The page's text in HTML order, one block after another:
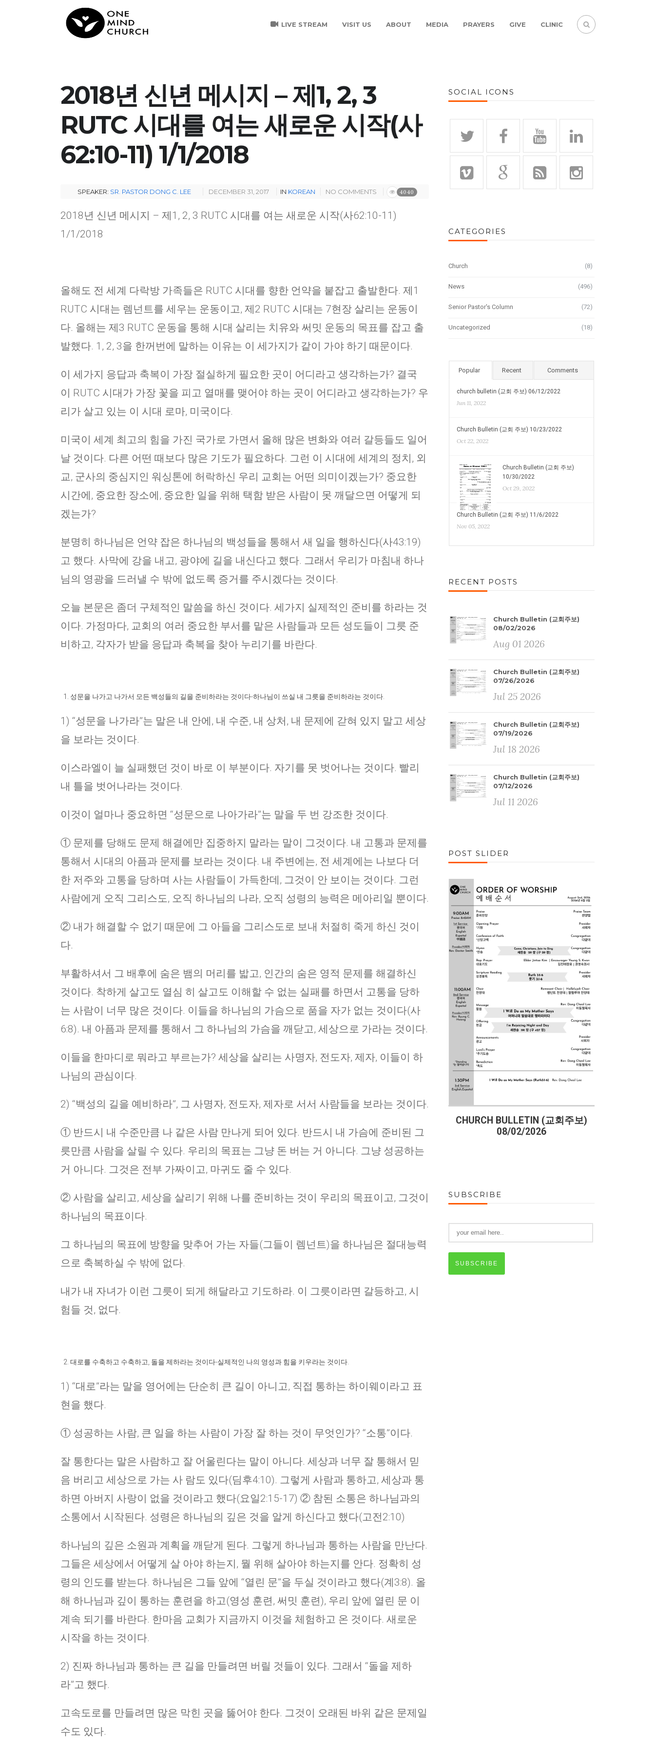
LIVE STREAM VISIT US ABOUT MEDIA PRAYERS GIVE CLINIC
2018년 신년 메시지 – 제1, 2, 3
RUTC 시대를 여는 새로운 시작(사
62:10-11) 1/1/2018
SPEAKER: SR. PASTOR DONG C. LEE DECEMBER 31, 2017 IN KOREAN NO COMMENTS 4040
2018년 신년 메시지 – 제1, 2, 3 RUTC 시대를 여는 새로운 시작(사62:10-11)
1/1/2018
올해도 전 세계 다락방 가족들은 RUTC 시대를 향한 언약을 붙잡고 출발한다. 제1
RUTC 시대는 렘넌트를 세우는 운동이고, 제2 RUTC 시대는 7현장 살리는 운동이
다. 올해는 제3 RUTC 운동을 통해 시대 살리는 치유와 써밋 운동의 목표를 잡고 출
발했다. 1, 2, 3을 한꺼번에 말하는 이유는 이 세가지가 같이 가야 하기 때문이다.
이 세가지 응답과 축복이 가장 절실하게 필요한 곳이 어디라고 생각하는가? 결국
이 RUTC 시대가 가장 꽃을 피고 열매를 맺어야 하는 곳이 어디라고 생각하는가? 우
리가 살고 있는 이 시대 로마, 미국이다.
미국이 세계 최고의 힘을 가진 국가로 가면서 올해 많은 변화와 여러 갈등들도 일어
날 것이다. 다른 어떤 때보다 많은 기도가 필요하다. 그런 이 시대에 세계의 정치, 외
교, 군사의 중심지인 워싱톤에 허락하신 우리 교회는 어떤 의미이겠는가? 중요한
시간에, 중요한 장소에, 중요한 일을 위해 택함 받은 사람이 못 깨달으면 어떻게 되
겠는가?
분명히 하나님은 언약 잡은 하나님의 백성들을 통해서 새 일을 행하신다(사43:19)
고 했다. 사막에 강을 내고, 광야에 길을 내신다고 했다. 그래서 우리가 마침내 하나
님의 영광을 드러낼 수 밖에 없도록 증거를 주시겠다는 것이다.
오늘 본문은 좀더 구체적인 말씀을 하신 것이다. 세가지 실제적인 준비를 하라는 것
이다. 가정마다, 교회의 여러 중요한 부서를 맡은 사람들과 모든 성도들이 그릇 준
비하고, 각자가 받을 응답과 축복을 찾아 누리기를 바란다.
성문을 나가고 나가서 모든 백성들의 길을 준비하라는 것이다-하나님이 쓰실 내 그릇을 준비하라는 것이다.
1) “성문을 나가라”는 말은 내 안에, 내 수준, 내 상처, 내 문제에 갇혀 있지 말고 세상
을 보라는 것이다.
이스라엘이 늘 실패했던 것이 바로 이 부분이다. 자기를 못 벗어나는 것이다. 빨리
내 틀을 벗어나라는 것이다.
이것이 얼마나 중요하면 “성문으로 나아가라”는 말을 두 번 강조한 것이다.
① 문제를 당해도 문제 해결에만 집중하지 말라는 말이 그것이다. 내 고통과 문제를
통해서 시대의 아픔과 문제를 보라는 것이다. 내 주변에는, 전 세계에는 나보다 더
한 저주와 고통을 당하며 사는 사람들이 가득한데, 그것이 안 보이는 것이다. 그런
사람에게 오직 그리스도, 오직 하나님의 나라, 오직 성령의 능력은 메아리일 뿐이다.
② 내가 해결할 수 없기 때문에 그 아들을 그리스도로 보내 처절히 죽게 하신 것이
다.
부활하셔서 그 배후에 숨은 뱀의 머리를 밟고, 인간의 숨은 영적 문제를 해결하신
것이다. 착하게 살고도 열심 히 살고도 이해할 수 없는 실패를 하면서 고통을 당하
는 사람이 너무 많은 것이다. 이들을 하나님의 가슴으로 품을 자가 없는 것이다(사
6:8). 내 아픔과 문제를 통해서 그 하나님의 가슴을 깨닫고, 세상으로 가라는 것이다.
이들을 한마디로 뭐라고 부르는가? 세상을 살리는 사명자, 전도자, 제자, 이들이 하
나님의 관심이다.
2) “백성의 길을 예비하라”, 그 사명자, 전도자, 제자로 서서 사람들을 보라는 것이다.
① 반드시 내 수준만큼 나 같은 사람 만나게 되어 있다. 반드시 내 가슴에 준비된 그
릇만큼 사람을 살릴 수 있다. 우리의 목표는 그냥 돈 버는 거 아니다. 그냥 성공하는
거 아니다. 그것은 전부 가짜이고, 마귀도 줄 수 있다.
② 사람을 살리고, 세상을 살리기 위해 나를 준비하는 것이 우리의 목표이고, 그것이
하나님의 목표이다.
그 하나님의 목표에 방향을 맞추어 가는 자들(그들이 렘넌트)을 하나님은 절대능력
으로 축복하실 수 밖에 없다.
내가 내 자녀가 이런 그릇이 되게 해달라고 기도하라. 이 그릇이라면 갈등하고, 시
험들 것, 없다.
대로를 수축하고 수축하고, 돌을 제하라는 것이다-실제적인 나의 영성과 힘을 키우라는 것이다.
1) “대로”라는 말을 영어에는 단순히 큰 길이 아니고, 직접 통하는 하이웨이라고 표
현을 했다.
① 성공하는 사람, 큰 일을 하는 사람이 가장 잘 하는 것이 무엇인가? “소통”이다.
잘 통한다는 말은 사람하고 잘 어울린다는 말이 아니다. 세상과 너무 잘 통해서 믿
음 버리고 세상으로 가는 사 람도 있다(딤후4:10). 그렇게 사람과 통하고, 세상과 통
하면 아버지 사랑이 없을 것이라고 했다(요일2:15-17) ② 참된 소통은 하나님과의
소통에서 시작된다. 성령은 하나님의 깊은 것을 알게 하신다고 했다(고전2:10)
하나님의 깊은 소원과 계획을 깨닫게 된다. 그렇게 하나님과 통하는 사람을 만난다.
그들은 세상에서 어떻게 살 아야 하는지, 뭘 위해 살아야 하는지를 안다. 정확히 성
령의 인도를 받는다. 하나님은 그들 앞에 “열린 문”을 두실 것이라고 했다(계3:8). 올
해 하나님과 깊이 통하는 훈련을 하고(영성 훈련, 써밋 훈련), 우리 앞에 열린 문 이
계속 되기를 바란다. 한마음 교회가 지금까지 이것을 체험하고 온 것이다. 새로운
시작을 하는 것이다.
2) 진짜 하나님과 통하는 큰 길을 만들려면 버릴 것들이 있다. 그래서 “돌을 제하
라”고 했다.
고속도로를 만들려면 많은 막힌 곳을 뚫어야 한다. 그것이 오래된 바위 같은 문제일
수도 있다.
SOCIAL ICONS
CATEGORIES
Church (8)
News (496)
Senior Pastor's Column (72)
Uncategorized (18)
Popular Recent Comments
church bulletin (교회 주보) 06/12/2022
Jun 11, 2022
Church Bulletin (교회 주보) 10/23/2022
Oct 22, 2022
Church Bulletin (교회 주보)
10/30/2022
Oct 29, 2022
Church Bulletin (교회 주보) 11/6/2022
Nov 05, 2022
RECENT POSTS
Church Bulletin (교회주보)
08/02/2026
Aug 01 2026
Church Bulletin (교회주보)
07/26/2026
Jul 25 2026
Church Bulletin (교회주보)
07/19/2026
Jul 18 2026
Church Bulletin (교회주보)
07/12/2026
Jul 11 2026
POST SLIDER
07/19/2026
CHURCH BULLETIN (교회주보)
08/02/2026
SUBSCRIBE
SUBSCRIBE